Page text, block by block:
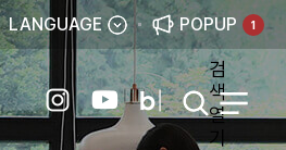
LANGUAGE POPUP 1
검
색
열
기